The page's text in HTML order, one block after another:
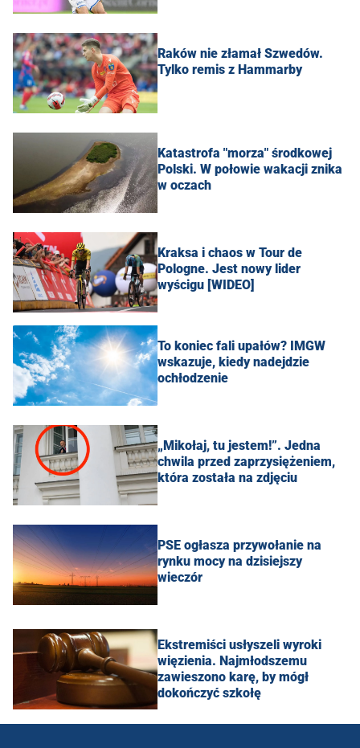
Raków nie złamał Szwedów.
Tylko remis z Hammarby
Katastrofa "morza" środkowej
Polski. W połowie wakacji znika
w oczach
Kraksa i chaos w Tour de
Pologne. Jest nowy lider
wyścigu [WIDEO]
To koniec fali upałów? IMGW
wskazuje, kiedy nadejdzie
ochłodzenie
„Mikołaj, tu jestem!”. Jedna
chwila przed zaprzysiężeniem,
która została na zdjęciu
PSE ogłasza przywołanie na
rynku mocy na dzisiejszy
wieczór
Ekstremiści usłyszeli wyroki
więzienia. Najmłodszemu
zawieszono karę, by mógł
dokończyć szkołę